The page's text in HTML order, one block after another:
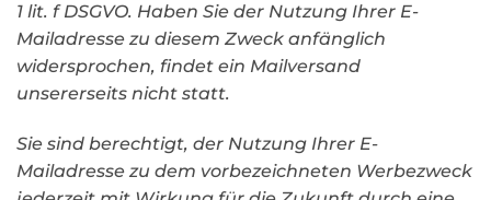
1 lit. f DSGVO. Haben Sie der Nutzung Ihrer E-
Mailadresse zu diesem Zweck anfänglich
widersprochen, findet ein Mailversand
unsererseits nicht statt.
Sie sind berechtigt, der Nutzung Ihrer E-
Mailadresse zu dem vorbezeichneten Werbezweck